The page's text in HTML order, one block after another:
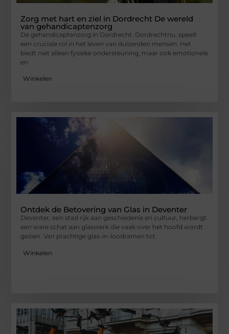
Zorg met hart en ziel in Dordrecht De wereld
van gehandicaptenzorg
De gehandicaptenzorg in Dordrecht. Dordrechtnu. speelt
een cruciale rol in het leven van duizenden mensen. Het
biedt niet alleen fysieke ondersteuning, maar ook emotionele
en
Winkelen
Ontdek de Betovering van Glas in Deventer
Deventer, een stad rijk aan geschiedenis en cultuur, herbergt
een ware schat aan glaswerk die vaak over het hoofd wordt
gezien. Van prachtige glas-in-loodramen tot
Winkelen